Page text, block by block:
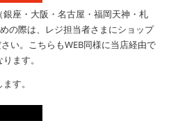
座・大阪・名古屋・福岡天神・札
の際は、レジ担当者さまにショップ
い。こちらもWEB同様に当店経由で
ます。
す。